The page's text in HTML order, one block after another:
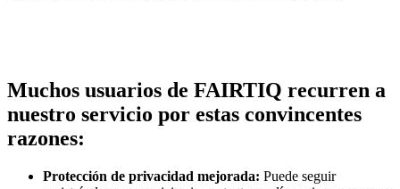
Muchos usuarios de FAIRTIQ recurren a
nuestro servicio por estas convincentes
razones:
Protección de privacidad mejorada: Puede seguir